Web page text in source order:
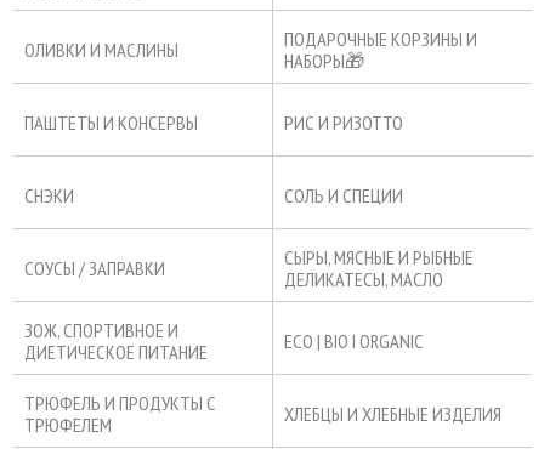
ОЛИВКИ И МАСЛИНЫ
ПОДАРОЧНЫЕ КОРЗИНЫ И
НАБОРЫ🎁
ПАШТЕТЫ И КОНСЕРВЫ РИС И РИЗОТТО
СНЭКИ СОЛЬ И СПЕЦИИ
СОУСЫ / ЗАПРАВКИ
СЫРЫ, МЯСНЫЕ И РЫБНЫЕ
ДЕЛИКАТЕСЫ, МАСЛО
ЗОЖ, СПОРТИВНОЕ И
ДИЕТИЧЕСКОЕ ПИТАНИЕ
ECO | BIO I ORGANIC
ТРЮФЕЛЬ И ПРОДУКТЫ С
ТРЮФЕЛЕМ
ХЛЕБЦЫ И ХЛЕБНЫЕ ИЗДЕЛИЯ